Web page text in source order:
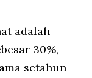
adalah
30%,
setahun